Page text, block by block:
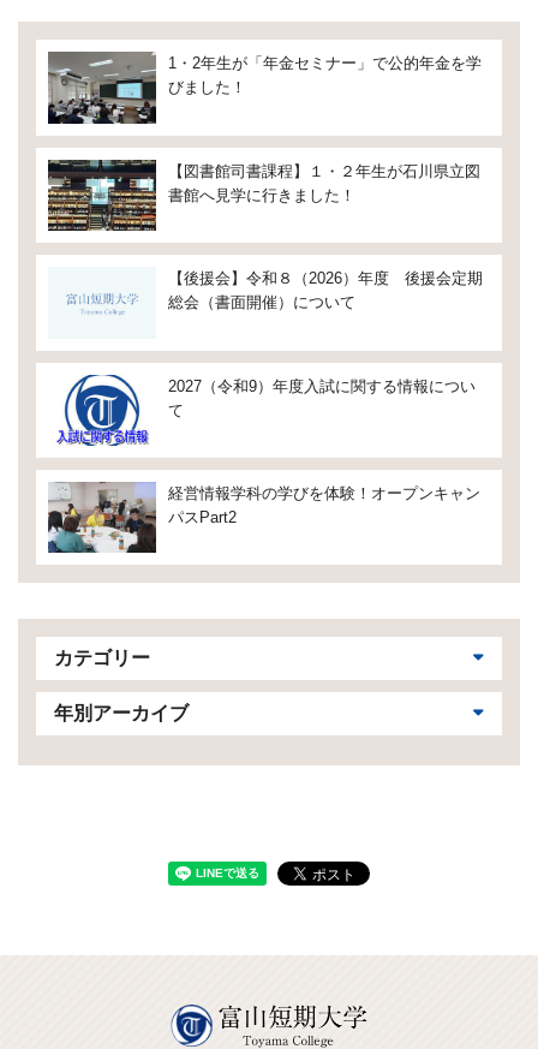
1・2年生が「年金セミナー」で公的年金を学
びました！
【図書館司書課程】１・２年生が石川県立図
書館へ見学に行きました！
【後援会】令和８（2026）年度 後援会定期
総会（書面開催）について
2027（令和9）年度入試に関する情報につい
て
経営情報学科の学びを体験！オープンキャン
パスPart2
カテゴリー
年別アーカイブ